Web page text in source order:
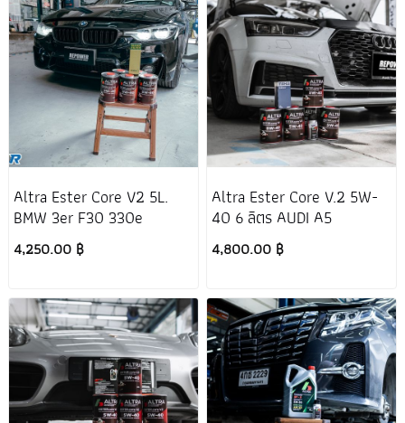
Altra Ester Core V2 5L.
BMW 3er F30 330e
4,250.00 ฿
Altra Ester Core V.2 5W-
40 6 ลิตร AUDI A5
4,800.00 ฿